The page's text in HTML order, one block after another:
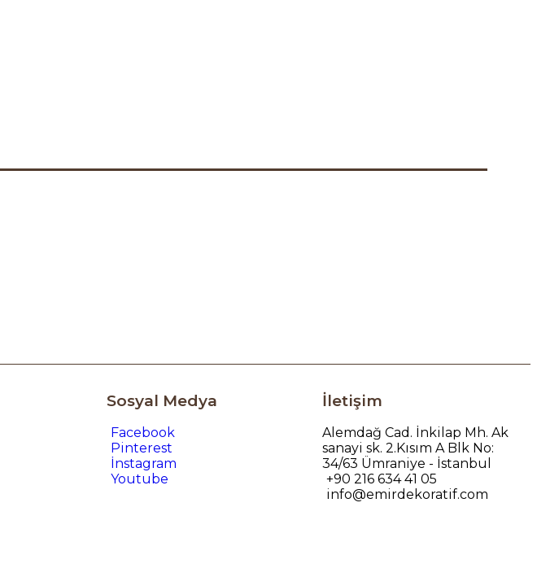
Sosyal Medya
Facebook
Pinterest
İnstagram
Youtube
İletişim
Alemdağ Cad. İnkilap Mh. Ak
sanayi sk. 2.Kısım A Blk No:
34/63 Ümraniye - İstanbul
+90 216 634 41 05
info@emirdekoratif.com